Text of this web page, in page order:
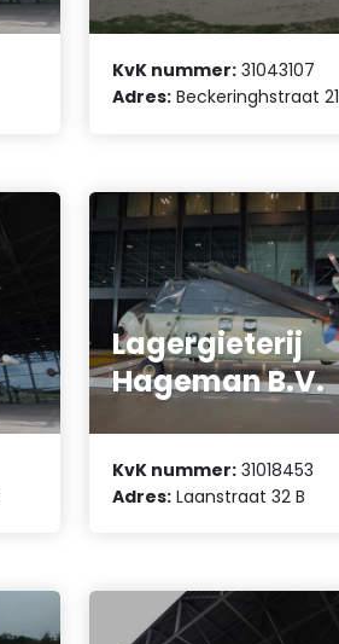
KvK nummer: 31043107
Adres: Beckeringhstraat 21
Lagergieterij
Hageman B.V.
KvK nummer: 31018453
Adres: Laanstraat 32 B